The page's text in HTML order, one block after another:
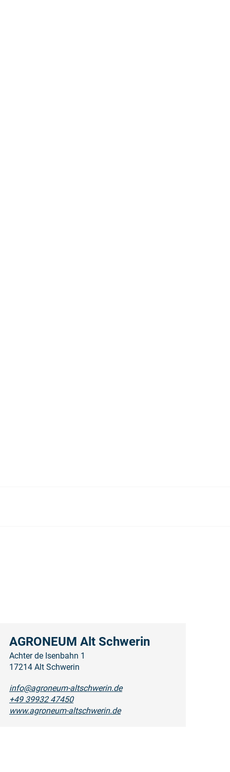
AGRONEUM Alt Schwerin
Achter de Isenbahn 1
17214 Alt Schwerin
info@agroneum-altschwerin.de
+49 39932 47450
www.agroneum-altschwerin.de